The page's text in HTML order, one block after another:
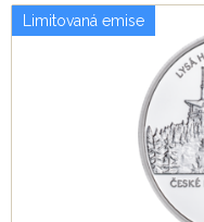
Limitovaná emise